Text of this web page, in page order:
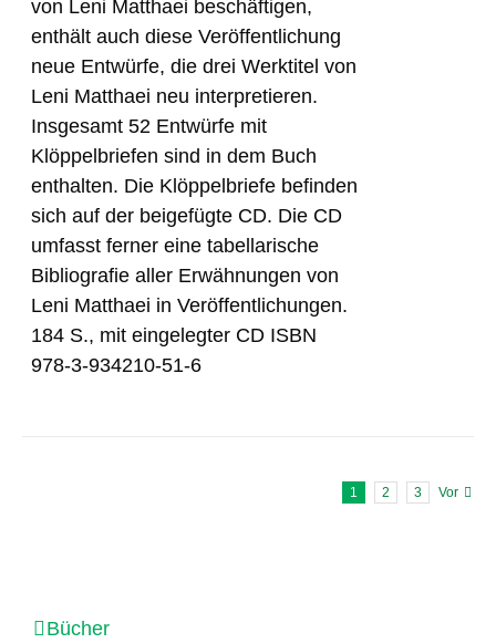
von Leni Matthaei beschäftigen,
enthält auch diese Veröffentlichung
neue Entwürfe, die drei Werktitel von
Leni Matthaei neu interpretieren.
Insgesamt 52 Entwürfe mit
Klöppelbriefen sind in dem Buch
enthalten. Die Klöppelbriefe befinden
sich auf der beigefügte CD. Die CD
umfasst ferner eine tabellarische
Bibliografie aller Erwähnungen von
Leni Matthaei in Veröffentlichungen.
184 S., mit eingelegter CD ISBN
978-3-934210-51-6
1 2 3 Vor
Bücher